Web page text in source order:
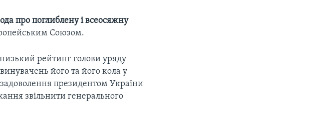
про поглиблену і всеосяжну
Союзом.
рейтинг голови уряду
його та його кола у
президентом України
звільнити генерального